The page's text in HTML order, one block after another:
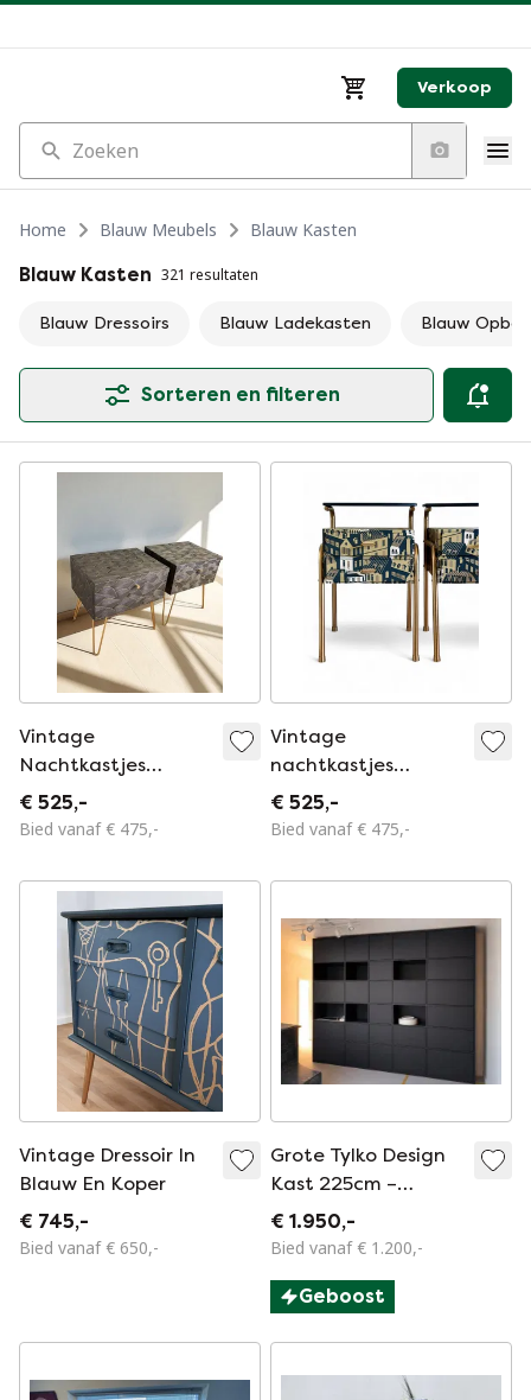
Verkoop
Zoeken
Home Blauw Meubels
Blauw Kasten
Blauw Kasten 321 resultaten
Blauw Dressoirs Blauw Ladekasten Blauw
Sorteren en filteren
Vintage
Nachtkastjes
Bekleed Met
Sierlijke Bladeren In
€ 525,-
Bied vanaf € 475,-
Vintage
nachtkastjes
bekleed met de
daken van Parijs
€ 525,-
Bied vanaf € 475,-
Vintage Dressoir In
Blauw En Koper
€ 745,-
Bied vanaf € 650,-
Grote Tylko Design
Kast 225cm –
Nieuwprijs €4.700
€ 1.950,-
Bied vanaf € 1.200,-
Geboost